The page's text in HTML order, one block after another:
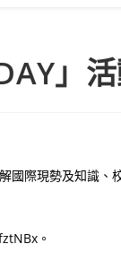
」
國際現勢及知識、
。